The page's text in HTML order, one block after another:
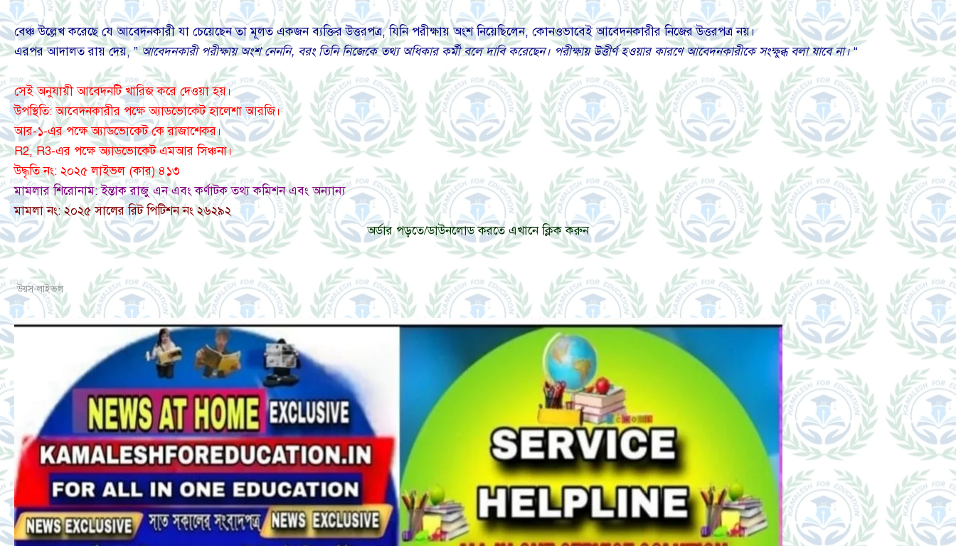
বেঞ্চ উল্লেখ করেছে যে আবেদনকারী যা চেয়েছেন তা মূলত একজন ব্যক্তির উত্তরপত্র, যিনি পরীক্ষায় অংশ নিয়েছিলেন, কোনওভাবেই আবেদনকারীর নিজের উত্তরপত্র নয়।
এরপর আদালত রায় দেয়, ”আবেদনকারী পরীক্ষায় অংশ নেননি, বরং তিনি নিজেকে তথ্য অধিকার কর্মী বলে দাবি করেছেন। পরীক্ষায় উত্তীর্ণ হওয়ার কারণে আবেদনকারীকে সংক্ষুব্ধ বলা যাবে না।“
সেই অনুযায়ী আবেদনটি খারিজ করে দেওয়া হয়।
উপস্থিতি: আবেদনকারীর পক্ষে অ্যাডভোকেট হালেশা আরজি।
আর-১-এর পক্ষে অ্যাডভোকেট কে রাজাশেকর।
R2, R3-এর পক্ষে অ্যাডভোকেট এমআর সিঞ্চনা।
উদ্ধৃতি নং: ২০২৫ লাইভল (কার) ৪১৩
মামলার শিরোনাম: ইন্তাক রাজু এন এবং কর্ণাটক তথ্য কমিশন এবং অন্যান্য
মামলা নং: ২০২৫ সালের রিট পিটিশন নং ২৬২৯২
অর্ডার পড়তে/ডাউনলোড করতে এখানে ক্লিক করুন
উয়স-লাইভল